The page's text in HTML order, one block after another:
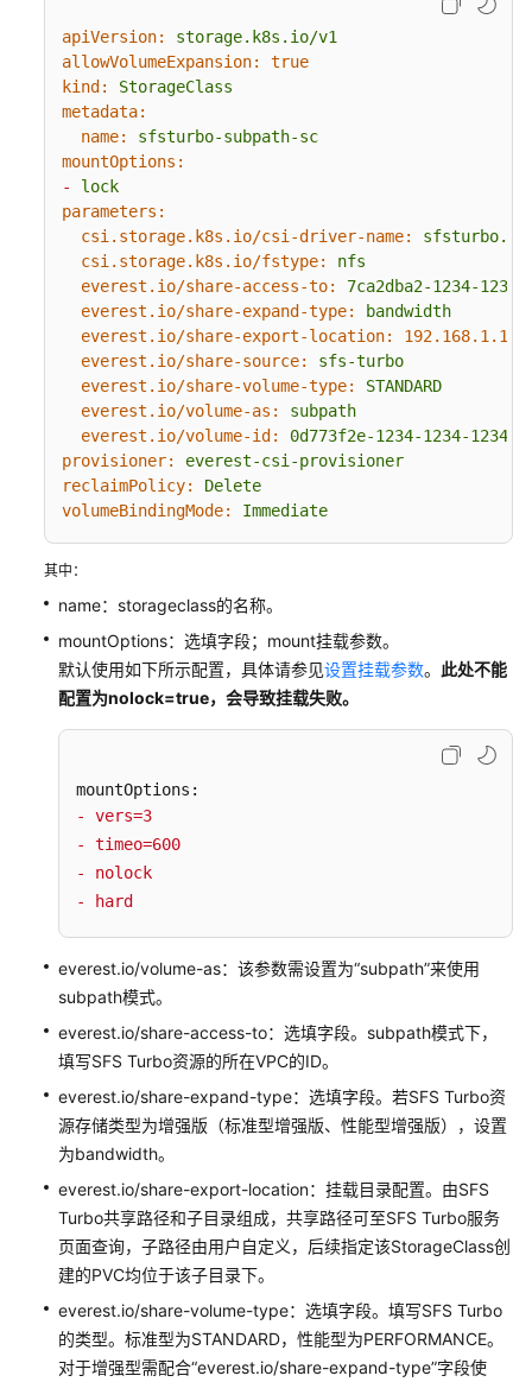
工
载
镜
存
存
储
基
云
硬
盘
存
文
件
存
（SFS）
极
速
文
件
存
（SFS
Turbo）
apiVersion:
storage.k8s.io/v1
allowVolumeExpansion:
true
kind:
StorageClass
metadata:
name:
sfsturbo-subpath-sc
mountOptions:
-
lock
parameters:
csi.storage.k8s.io/csi-driver-name:
csi.storage.k8s.io/fstype:
nfs
everest.io/share-access-to:
7ca2dba2-1234-
everest.io/share-expand-type:
bandwidth
everest.io/share-export-location:
192.168.1 .1
everest.io/share-source:
sfs-turbo
everest.io/share-volume-type:
STANDARD
everest.io/volume-as:
subpath
everest.io/volume-id:
0d773f2e-1234-1234-1234-
provisioner:
everest-csi-provisioner
reclaimPolicy:
Delete
volumeBindingMode:
Immediate
其中：
name：storageclass的名称。
mountOptions：选填字段；mount挂载参数。
默认使用如下所示配置，具体请参见设置挂载参数。 此处不能
配置为nolock=true，会导致挂载失败。
- vers=3
- timeo=600
- nolock
- hard
everest.io/volume-as：该参数需设置为“subpath”来使用
subpath模式。
everest.io/share-access-to：选填字段。subpath模式下，
填写SFS Turbo资源的所在VPC的ID。
everest.io/share-expand-type：选填字段。若SFS Turbo资
源存储类型为增强版（标准型增强版、性能型增强版），设置
为bandwidth。
everest.io/share-export-location：挂载目录配置。由SFS
Turbo共享路径和子目录组成，共享路径可至SFS Turbo服务
页面查询，子路径由用户自定义，后续指定该StorageClass创
建的PVC均位于该子目录下。
everest.io/share-volume-type：选填字段。填写SFS Turbo
的类型。标准型为STANDARD，性能型为PERFORMANCE。
对于增强型需配合“everest.io/share-expand-type”字段使